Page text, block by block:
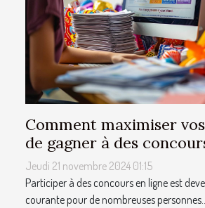
Comment maximiser
de gagner à des
Jeudi 21 novembre 2024 01:15
Participer à des concours en ligne est
courante pour de nombreuses